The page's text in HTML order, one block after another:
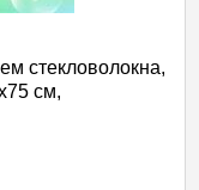
стекловолокна,
см,